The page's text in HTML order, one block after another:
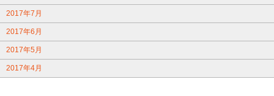
2017年7月
2017年6月
2017年5月
2017年4月